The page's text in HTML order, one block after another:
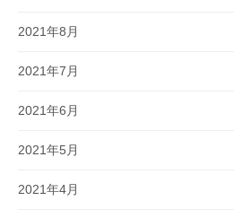
2021年8月
2021年7月
2021年6月
2021年5月
2021年4月